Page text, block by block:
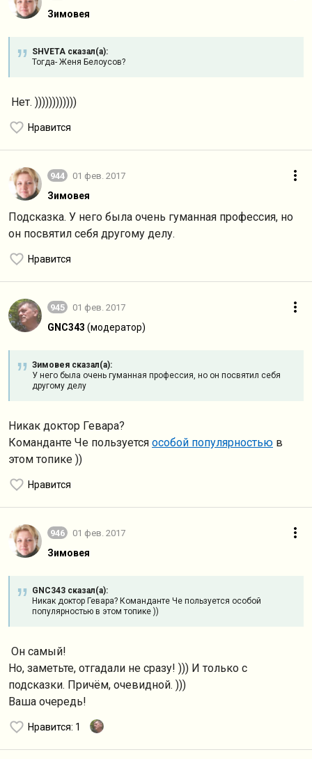
Зимовея
SHVETA сказал(а):
Тогда- Женя Белоусов?
Нет. ))))))))))))
Нравится
944 01 фев. 2017
Зимовея
Подсказка. У него была очень гуманная профессия, но
он посвятил себя другому делу.
Нравится
945 01 фев. 2017
GNC343 (модератор)
Зимовея сказал(а):
У него была очень гуманная профессия, но он посвятил себя
другому делу
Никак доктор Гевара?
Команданте Че пользуется особой популярностью в
этом топике ))
Нравится
946 01 фев. 2017
Зимовея
GNC343 сказал(а):
Никак доктор Гевара? Команданте Че пользуется особой
популярностью в этом топике ))
Он самый!
Но, заметьте, отгадали не сразу! ))) И только с
подсказки. Причём, очевидной. )))
Ваша очередь!
Нравится: 1